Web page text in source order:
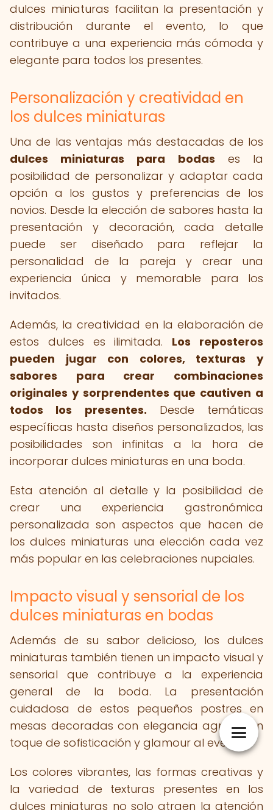
dulces miniaturas facilitan la presentación y
distribución durante el evento, lo que
contribuye a una experiencia más cómoda y
elegante para todos los presentes.
Personalización y creatividad en
los dulces miniaturas
Una de las ventajas más destacadas de los
dulces miniaturas para bodas es la
posibilidad de personalizar y adaptar cada
opción a los gustos y preferencias de los
novios. Desde la elección de sabores hasta la
presentación y decoración, cada detalle
puede ser diseñado para reflejar la
personalidad de la pareja y crear una
experiencia única y memorable para los
invitados.
Además, la creatividad en la elaboración de
estos dulces es ilimitada. Los reposteros
pueden jugar con colores, texturas y
sabores para crear combinaciones
originales y sorprendentes que cautiven a
todos los presentes. Desde temáticas
específicas hasta diseños personalizados, las
posibilidades son infinitas a la hora de
incorporar dulces miniaturas en una boda.
Esta atención al detalle y la posibilidad de
crear una experiencia gastronómica
personalizada son aspectos que hacen de
los dulces miniaturas una elección cada vez
más popular en las celebraciones nupciales.
Impacto visual y sensorial de los
dulces miniaturas en bodas
Además de su sabor delicioso, los dulces
miniaturas también tienen un impacto visual y
sensorial que contribuye a la experiencia
general de la boda. La presentación
cuidadosa de estos pequeños postres en
mesas decoradas con elegancia agrega un
toque de sofisticación y glamour al evento.
Los colores vibrantes, las formas creativas y
la variedad de texturas presentes en los
dulces miniaturas no solo atraen la atención